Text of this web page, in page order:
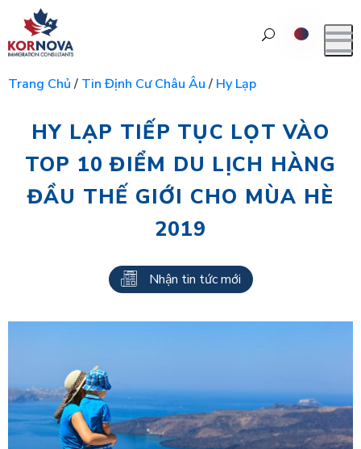
Trang Chủ/ Tin Định Cư Châu Âu/ Hy Lạp
HY LẠP TIẾP TỤC LỌT VÀO
TOP 10 ĐIỂM DU LỊCH HÀNG
ĐẦU THẾ GIỚI CHO MÙA HÈ
2019
Nhận tin tức mới